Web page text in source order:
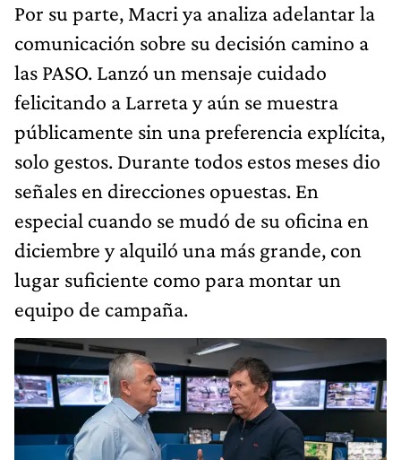
Por su parte, Macri ya analiza adelantar la
comunicación sobre su decisión camino a
las PASO. Lanzó un mensaje cuidado
felicitando a Larreta y aún se muestra
públicamente sin una preferencia explícita,
solo gestos. Durante todos estos meses dio
señales en direcciones opuestas. En
especial cuando se mudó de su oficina en
diciembre y alquiló una más grande, con
lugar suficiente como para montar un
equipo de campaña.